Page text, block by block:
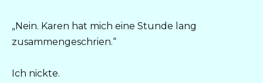
„Nein. Karen hat mich eine Stunde lang
zusammengeschrien.“
Ich nickte.